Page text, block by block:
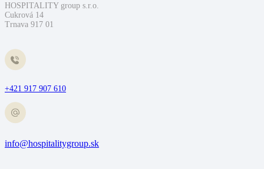
HOSPITALITY group s.r.o.
Cukrová 14
Trnava 917 01
+421 917 907 610
info@hospitalitygroup.sk